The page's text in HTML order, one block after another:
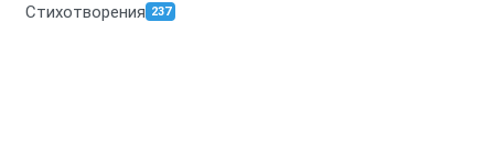
Стихотворения 237